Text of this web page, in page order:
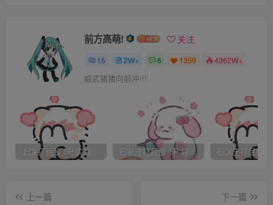
今天就是俊贤的生日，但他好像和每年一样忘了。要把
毛衣交给他的话，只能今天给。青蕾叹了一口气。看来只好
看了看青蕾，说：
前方高萌! 关注
15 2W+ 6 1359 4362W+
威武猪猪向前冲!!!
上海打屁股 SP 实践 石家庄打屁股 SP 纯实践
上一篇
下一篇